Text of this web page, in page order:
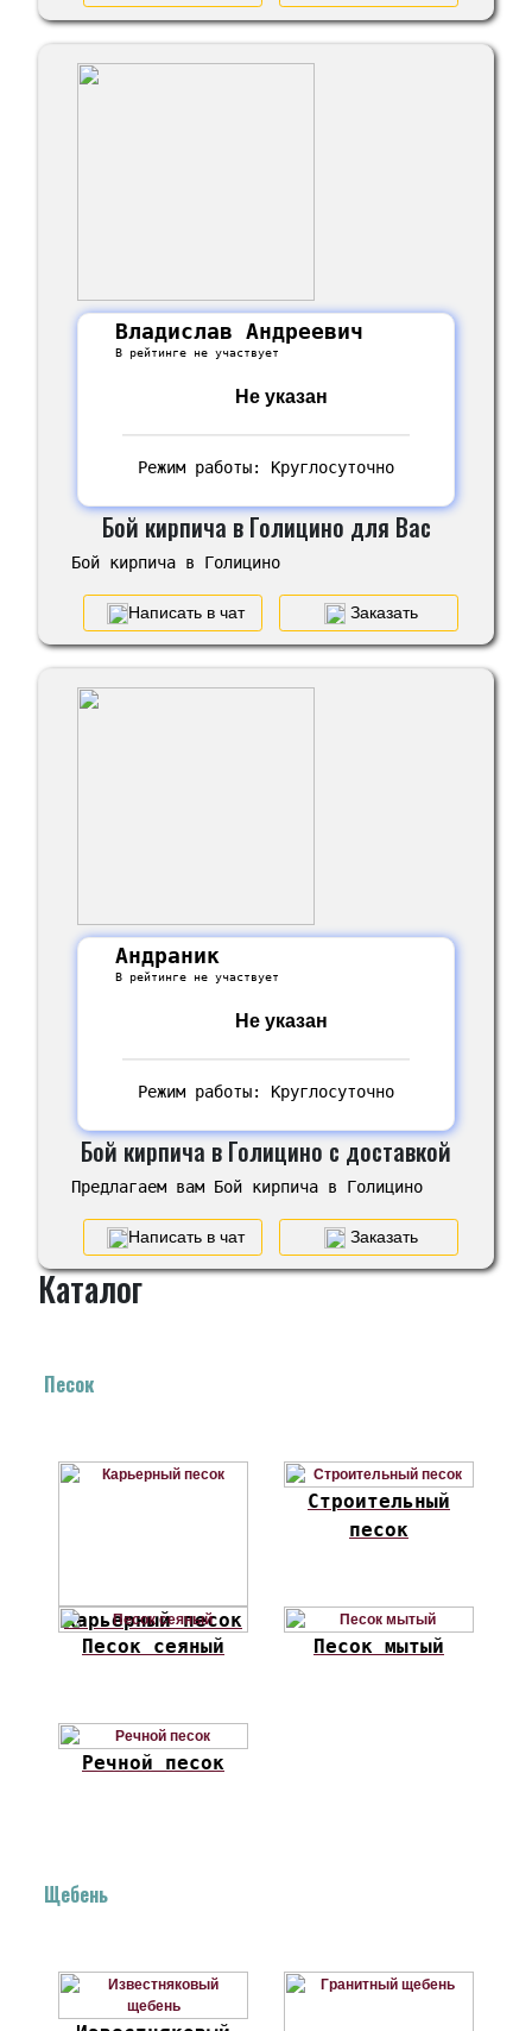
Владислав Андреевич
В рейтинге не участвует
Не указан
Режим работы: Круглосуточно
Бой кирпича в Голицино для Вас
Бой кирпича в Голицино
Написать в чат Заказать
Андраник
В рейтинге не участвует
Не указан
Режим работы: Круглосуточно
Бой кирпича в Голицино с доставкой
Предлагаем вам Бой кирпича в Голицино
Написать в чат Заказать
Каталог
Песок
Карьерный песок
Строительный
песок
Песок сеяный Песок мытый
Речной песок
Щебень